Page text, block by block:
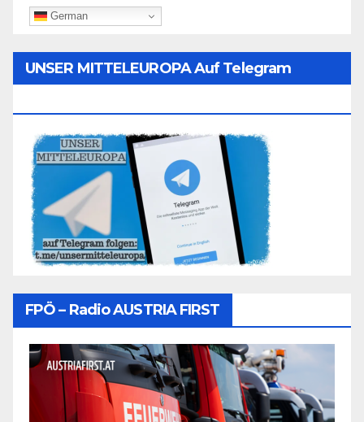
German
UNSER MITTELEUROPA Auf Telegram
FPÖ – Radio AUSTRIA FIRST